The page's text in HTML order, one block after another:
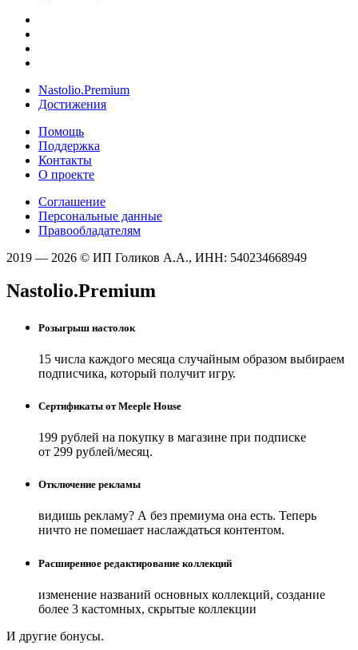
Nastolio.Premium
Достижения
Помощь
Поддержка
Контакты
О проекте
Соглашение
Персональные данные
Правообладателям
2019 — 2026 © ИП Голиков А.А., ИНН: 540234668949
Nastolio.Premium
Розыгрыш настолок
15 числа каждого месяца случайным образом выбираем
подписчика, который получит игру.
Сертификаты от Meeple House
199 рублей на покупку в магазине при подписке
от 299 рублей/месяц.
Отключение рекламы
видишь рекламу? А без премиума она есть. Теперь
ничто не помешает наслаждаться контентом.
Расширенное редактирование коллекций
изменение названий основных коллекций, создание
более 3 кастомных, скрытые коллекции
И другие бонусы.